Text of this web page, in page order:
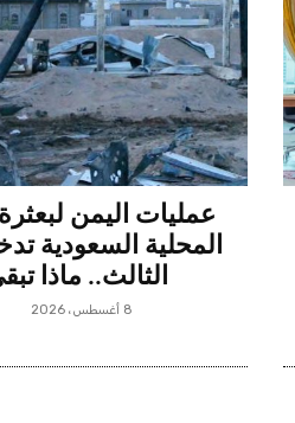
عمليات اليمن
المحلية السعودية
الثالث.. ماذا
8 أغسطس، 2026